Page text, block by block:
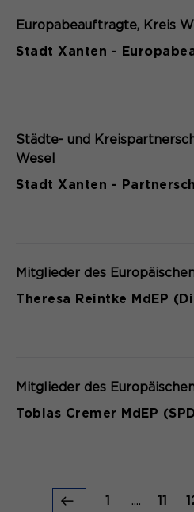
Europabeauftragte Kreis
Stadt Xanten -
Städte- und
Wesel
Stadt Xanten -
Mitglieder des
Theresa Reintke MdEP
Mitglieder des
Tobias Cremer MdEP
1 .... 11